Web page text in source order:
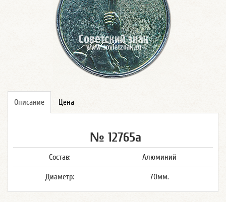
Описание Цена
№ 12765а
Состав: Алюминий
Диаметр: 70мм.